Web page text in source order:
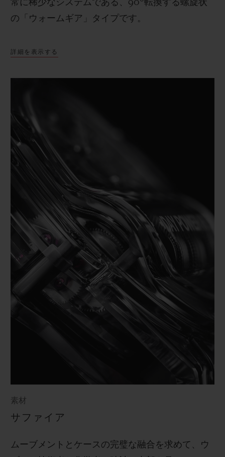
常に稀少なシステムである、 90°転換する螺旋状
の「ウォームギア」タイプです。
詳細を表示する
素材
サファイア
ムーブメントとケースの完璧な融合を求めて、ウ